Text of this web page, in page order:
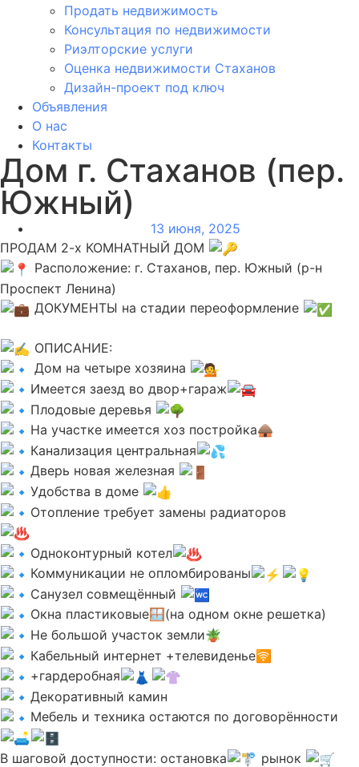
Продать недвижимость
Консультация по недвижимости
Риэлторские услуги
Оценка недвижимости Стаханов
Дизайн-проект под ключ
Объявления
О нас
Контакты
Дом г. Стаханов (пер.
Южный)
13 июня, 2025
ПРОДАМ 2-х КОМНАТНЫЙ ДОМ
Расположение: г. Стаханов, пер. Южный (р-н
Проспект Ленина)
ДОКУМЕНТЫ на стадии переоформление
ОПИСАНИЕ:
Дом на четыре хозяина
Имеется заезд во двор+гараж
Плодовые деревья
На участке имеется хоз постройка🛖
Канализация центральная
Дверь новая железная
Удобства в доме
Oтoплениe требует замены радиаторов
Одноконтурный котел
Коммуникации не опломбированы
Санузел совмещённый
Окна пластиковые🪟(на одном окне решетка)
Не большой участок земли🪴
Кабельный интернет +телевиденье🛜
+гардеробная
Декоративный камин
Мебель и техника остаются по договорённости
В шаговой доступности: остановка
рынок